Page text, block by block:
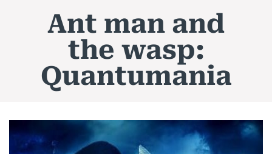
Ant man and
the wasp:
Quantumania